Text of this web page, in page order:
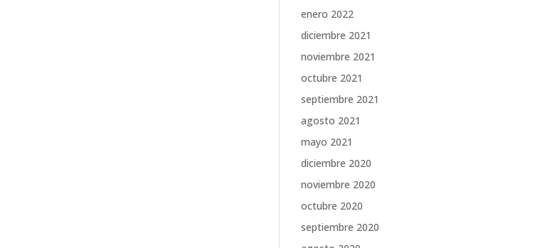
enero 2022
diciembre 2021
noviembre 2021
octubre 2021
septiembre 2021
agosto 2021
mayo 2021
diciembre 2020
noviembre 2020
octubre 2020
septiembre 2020